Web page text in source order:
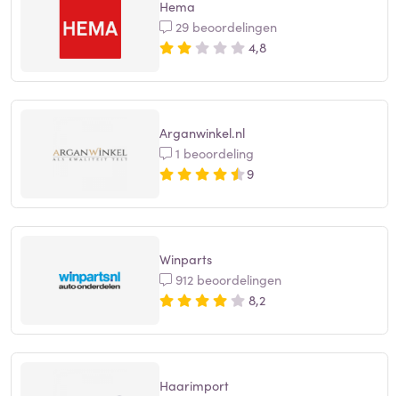
Hema
29 beoordelingen
4,8
Arganwinkel.nl
1 beoordeling
9
Winparts
912 beoordelingen
8,2
Haarimport